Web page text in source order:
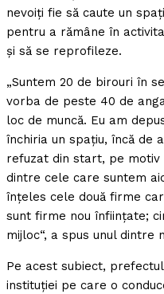
nevoiţi fie să caute un
pentru a rămâne în
şi să se reprofileze.
„Suntem 20 de birouri în
vorba de peste 40 de
loc de muncă. Eu am
închiria un spaţiu, încă de
refuzat din start, pe motiv
dintre cele care suntem
înţeles cele două firme
sunt firme nou înfiinţate;
mijloc“, a spus unul dintre
Pe acest subiect,
instituţiei pe care o